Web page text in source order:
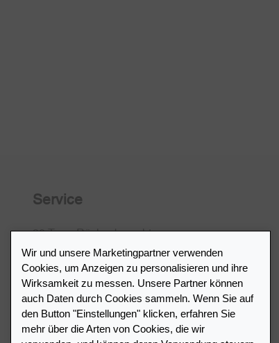
Service
30 Tage Rückgaberecht
Kostenlose Rücksendung in CH
SSL-Verschlüsselung
FAQ
Wir und unsere Marketingpartner verwenden
Cookies, um Anzeigen zu personalisieren und ihre
Wirksamkeit zu messen. Unsere Partner können
auch Daten durch Cookies sammeln. Wenn Sie auf
den Button "Einstellungen" klicken, erfahren Sie
mehr über die Arten von Cookies, die wir